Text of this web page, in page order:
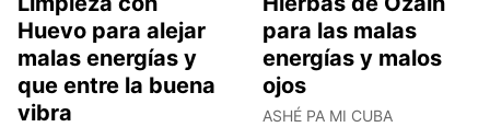
Huevo para alejar
malas energías y
que entre la buena
vibra
para las malas
energías y malos
ojos
ASHÉ PA MI CUBA